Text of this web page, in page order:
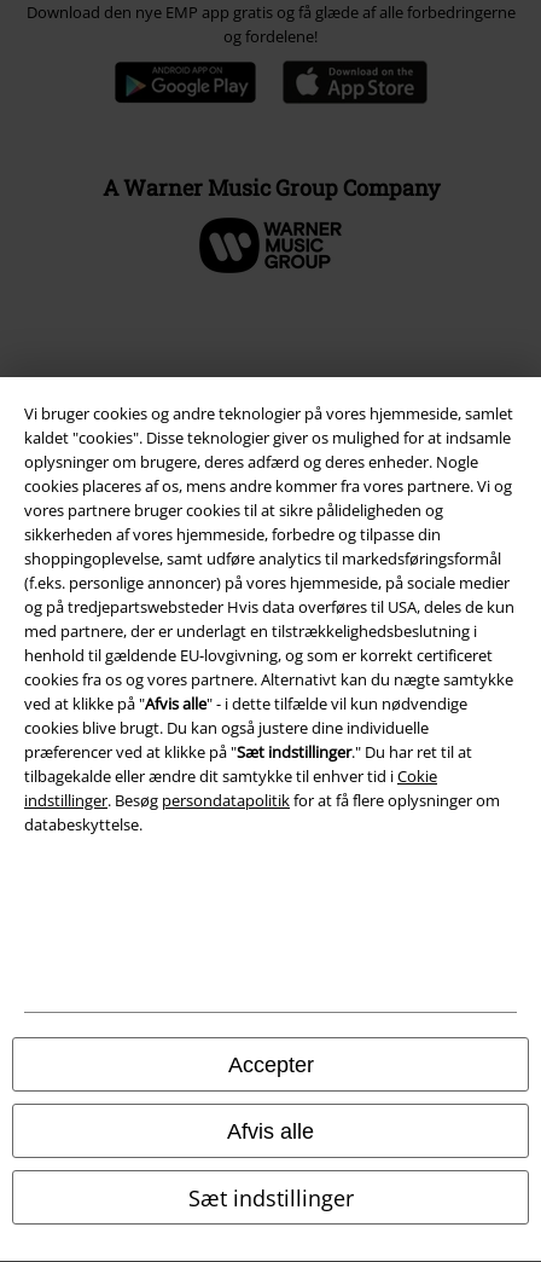
Vi bruger cookies og andre teknologier på vores hjemmeside, samlet
kaldet "cookies". Disse teknologier giver os mulighed for at indsamle
oplysninger om brugere, deres adfærd og deres enheder. Nogle
cookies placeres af os, mens andre kommer fra vores partnere. Vi og
vores partnere bruger cookies til at sikre pålideligheden og
sikkerheden af ​​vores hjemmeside, forbedre og tilpasse din
shoppingoplevelse, samt udføre analytics til markedsføringsformål
(f.eks. personlige annoncer) på vores hjemmeside, på sociale medier
og på tredjepartswebsteder Hvis data overføres til USA, deles de kun
med partnere, der er underlagt en tilstrækkelighedsbeslutning i
henhold til gældende EU-lovgivning, og som er korrekt certificeret
cookies fra os og vores partnere. Alternativt kan du nægte samtykke
ved at klikke på "Afvis alle" - i dette tilfælde vil kun nødvendige
cookies blive brugt. Du kan også justere dine individuelle
præferencer ved at klikke på "Sæt indstillinger." Du har ret til at
tilbagekalde eller ændre dit samtykke til enhver tid iCokie
indstillinger. Besøg persondatapolitikfor at få flere oplysninger om
databeskyttelse.
Accepter
Afvis alle
Sæt indstillinger
Download den nye EMP app gratis og få glæde af alle forbedringerne
og fordelene!
A Warner Music Group Company
Juridisk
Salgs-, medlems- & leveringsbetingelser
Om EMP Danmark
Persondatapolitik
Bortskaffelse af affald og miljøbeskyttelse
Overensstemmelseserklæring
Alle priser er inkl. moms. Oplyst leveringstid er et estimat og ikke
garanteret.
© 1986-2026 E.M.P. Merchandising HGmbH